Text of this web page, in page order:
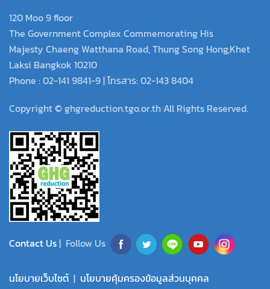
120 Moo 9 floor
The Government Complex Commemorating His
Majesty Chaeng Watthana Road, Thung Song Hong,Khet
Laksi Bangkok 10210
Phone : 02-141 9841-9 | โทรสาร: 02-143 8404
Copyright © ghgreduction.tgo.or.th All Rights Reserved.
Contact Us| Follow Us
นโยบายเว็บไซต์ | นโยบายคุ้มครองข้อมูลส่วนบุคคล